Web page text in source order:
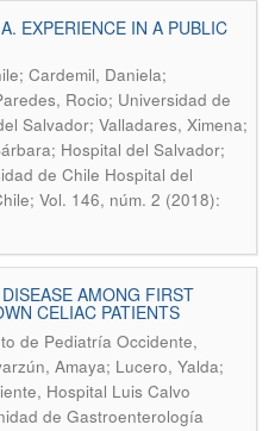
EXPERIENCE IN A PUBLIC
Cardemil, Daniela;
Rocio; Universidad de
Salvador; Valladares, Ximena;
Hospital del Salvador;
de Chile Hospital del
Vol. 146, núm. 2 (2018):
AMONG FIRST
CELIAC PATIENTS
de Pediatría Occidente,
Amaya; Lucero, Yalda;
Hospital Luis Calvo
de Gastroenterología